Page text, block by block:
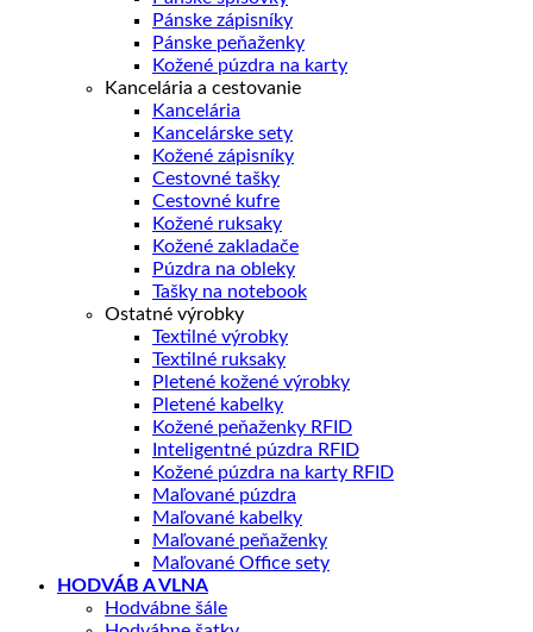
Pánske zápisníky
Pánske peňaženky
Kožené púzdra na karty
Kancelária a cestovanie
Kancelária
Kancelárske sety
Kožené zápisníky
Cestovné tašky
Cestovné kufre
Kožené ruksaky
Kožené zakladače
Púzdra na obleky
Tašky na notebook
Ostatné výrobky
Textilné výrobky
Textilné ruksaky
Pletené kožené výrobky
Pletené kabelky
Kožené peňaženky RFID
Inteligentné púzdra RFID
Kožené púzdra na karty RFID
Maľované púzdra
Maľované kabelky
Maľované peňaženky
Maľované Office sety
HODVÁB A VLNA
Hodvábne šále